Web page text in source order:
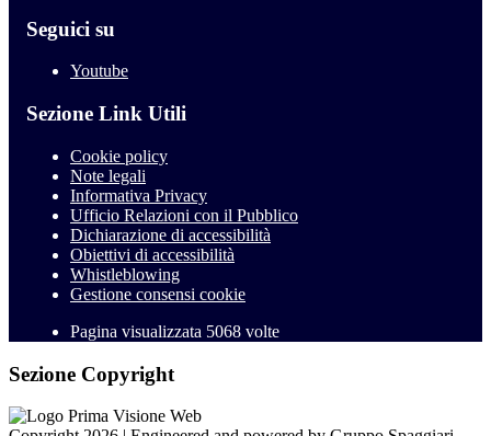
Seguici su
Youtube
Sezione Link Utili
Cookie policy
Note legali
Informativa Privacy
Ufficio Relazioni con il Pubblico
Dichiarazione di accessibilità
Obiettivi di accessibilità
Whistleblowing
Gestione consensi cookie
Pagina visualizzata 5068 volte
Sezione Copyright